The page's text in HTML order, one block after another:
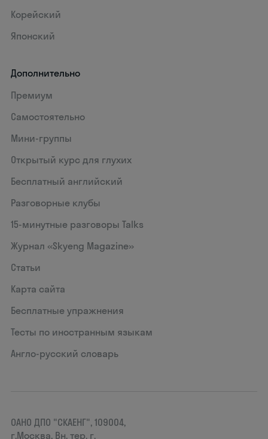
Корейский
Японский
Дополнительно
Премиум
Самостоятельно
Мини-группы
Открытый курс для глухих
Бесплатный английский
Разговорные клубы
15‑минутные разговоры Talks
Журнал «Skyeng Magazine»
Статьи
Карта сайта
Бесплатные упражнения
Тесты по иностранным языкам
Англо-русский словарь
ОАНО ДПО "СКАЕНГ", 109004,
г.Москва, Вн. тер. г.